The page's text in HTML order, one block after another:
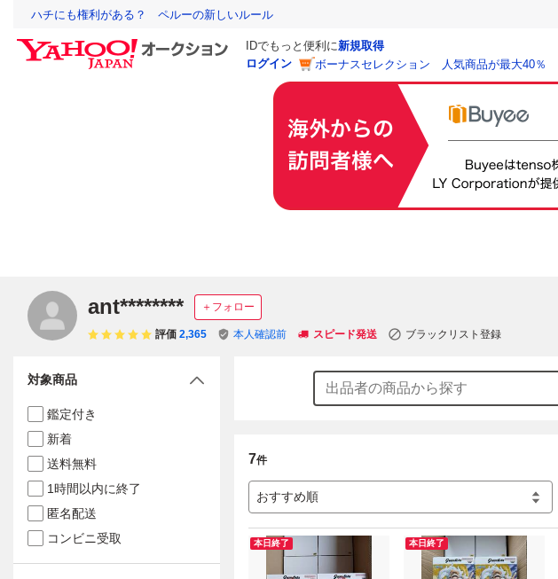
ハチにも権利がある？ ペルーの新しいルール
IDでもっと便利に新規取得
ログイン
ボーナスセレクション 人気商品が最大40％
ant******** ＋フォロー
評価 2,365 本人確認前 スピード発送 ブラックリスト登録
7件
おすすめ順
本日終了 本日終了
対象商品
鑑定付き
新着
送料無料
1時間以内に終了
匿名配送
コンビニ受取